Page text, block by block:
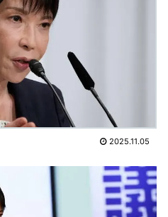
2025.11.05